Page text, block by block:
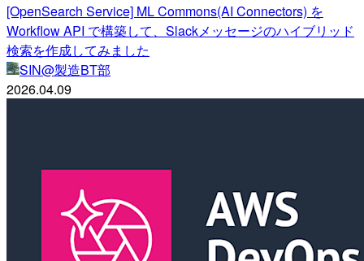
[OpenSearch Service] ML Commons(AI Connectors) を
Workflow API で構築して、Slackメッセージのハイブリッド
検索を作成してみました
SIN@製造BT部
2026.04.09